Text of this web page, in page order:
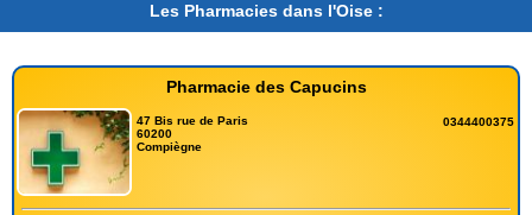
Les Pharmacies dans l'Oise :
Pharmacie des Capucins
47 Bis rue de Paris
60200
Compiègne
0344400375